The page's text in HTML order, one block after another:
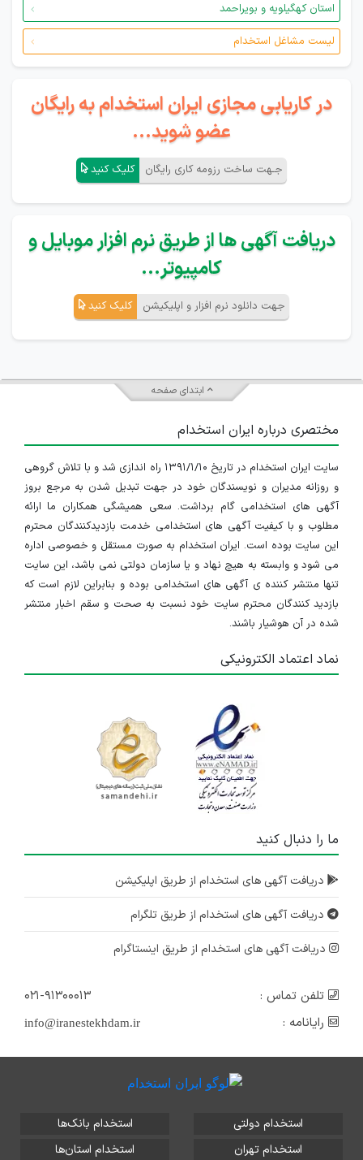
استان کهگیلویه و بویراحمد
لیست مشاغل استخدام
در کاریابی مجازی ایران استخدام به رایگان
عضو شوید...
جـهت ساخت رزومه کاری رایگان کلیک کنید
دریافت آگهی ها از طریق نرم افزار موبایل و
کامپیوتر...
جهت دانلود نرم افزار و اپلیکیشن کلیک کنید
ابتدای صفحه
مختصری درباره ایران استخدام
سایت ایران استخدام در تاریخ ۱۳۹۱/۱/۱۰ راه اندازی شد و با تلاش گروهی
و روزانه مدیران و نویسندگان خود در جهت تبدیل شدن به مرجع بروز
آگهی های استخدامی گام برداشت. سعی همیشگی همکاران ما ارائه
مطلوب و با کیفیت آگهی های استخدامی خدمت بازدیدکنندگان محترم
این سایت بوده است. ایران استخدام به صورت مستقل و خصوصی اداره
می شود و وابسته به هیچ نهاد و یا سازمان دولتی نمی باشد، این سایت
تنها منتشر کننده ی آگهی های استخدامی بوده و بنابراین لازم است که
بازدید کنندگان محترم سایت خود نسبت به صحت و سقم اخبار منتشر
شده در آن هوشیار باشند.
نماد اعتماد الکترونیکی
ما را دنبال کنید
دریافت آگهی های استخدام از طریق اپلیکیشن
دریافت آگهی های استخدام از طریق تلگرام
دریافت آگهی های استخدام از طریق اینستاگرام
تلفن تماس :
۰۲۱-۹۱۳۰۰۰۱۳
رایانامه :
info@iranestekhdam.ir
استخدام دولتی
استخدام بانک‌ها
استخدام تهران
استخدام استان‌ها